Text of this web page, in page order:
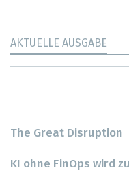
AKTUELLE AUSGABE
The Great Disruption
KI ohne FinOps wird